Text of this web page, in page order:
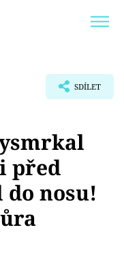
SDÍLET
před
nosu!